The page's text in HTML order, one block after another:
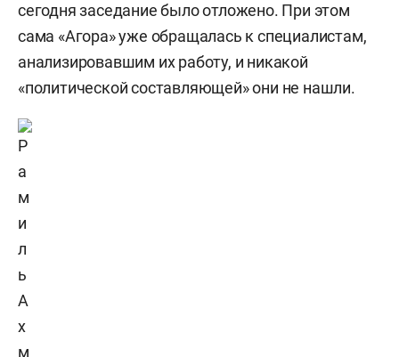
сегодня заседание было отложено. При этом
сама «Агора» уже обращалась к специалистам,
анализировавшим их работу, и никакой
«политической составляющей» они не нашли.